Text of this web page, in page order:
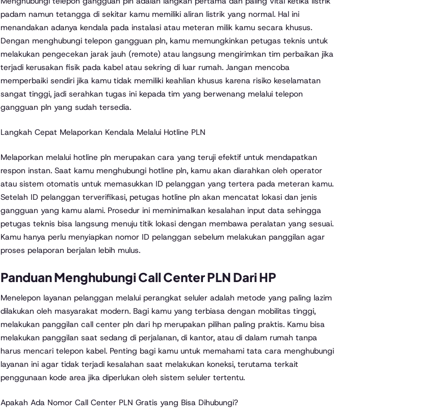
padam namun tetangga di sekitar kamu memiliki aliran listrik yang normal. Hal ini
menandakan adanya kendala pada instalasi atau meteran milik kamu secara khusus.
Dengan menghubungi telepon gangguan pln, kamu memungkinkan petugas teknis untuk
melakukan pengecekan jarak jauh (remote) atau langsung mengirimkan tim perbaikan jika
terjadi kerusakan fisik pada kabel atau sekring di luar rumah. Jangan mencoba
memperbaiki sendiri jika kamu tidak memiliki keahlian khusus karena risiko keselamatan
sangat tinggi, jadi serahkan tugas ini kepada tim yang berwenang melalui telepon
gangguan pln yang sudah tersedia.
Langkah Cepat Melaporkan Kendala Melalui Hotline PLN
Melaporkan melalui hotline pln merupakan cara yang teruji efektif untuk mendapatkan
respon instan. Saat kamu menghubungi hotline pln, kamu akan diarahkan oleh operator
atau sistem otomatis untuk memasukkan ID pelanggan yang tertera pada meteran kamu.
Setelah ID pelanggan terverifikasi, petugas hotline pln akan mencatat lokasi dan jenis
gangguan yang kamu alami. Prosedur ini meminimalkan kesalahan input data sehingga
petugas teknis bisa langsung menuju titik lokasi dengan membawa peralatan yang sesuai.
Kamu hanya perlu menyiapkan nomor ID pelanggan sebelum melakukan panggilan agar
proses pelaporan berjalan lebih mulus.
Panduan Menghubungi Call Center PLN Dari HP
Menelepon layanan pelanggan melalui perangkat seluler adalah metode yang paling lazim
dilakukan oleh masyarakat modern. Bagi kamu yang terbiasa dengan mobilitas tinggi,
melakukan panggilan call center pln dari hp merupakan pilihan paling praktis. Kamu bisa
melakukan panggilan saat sedang di perjalanan, di kantor, atau di dalam rumah tanpa
harus mencari telepon kabel. Penting bagi kamu untuk memahami tata cara menghubungi
layanan ini agar tidak terjadi kesalahan saat melakukan koneksi, terutama terkait
penggunaan kode area jika diperlukan oleh sistem seluler tertentu.
Apakah Ada Nomor Call Center PLN Gratis yang Bisa Dihubungi?